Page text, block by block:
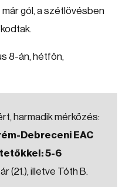
gól, a szétlövésben
8-án, hétfőn,
harmadik mérkőzés:
Debreceni EAC
5-6
(21.), illetve Tóth B.